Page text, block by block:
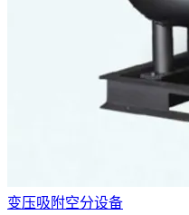
变压吸附空分设备